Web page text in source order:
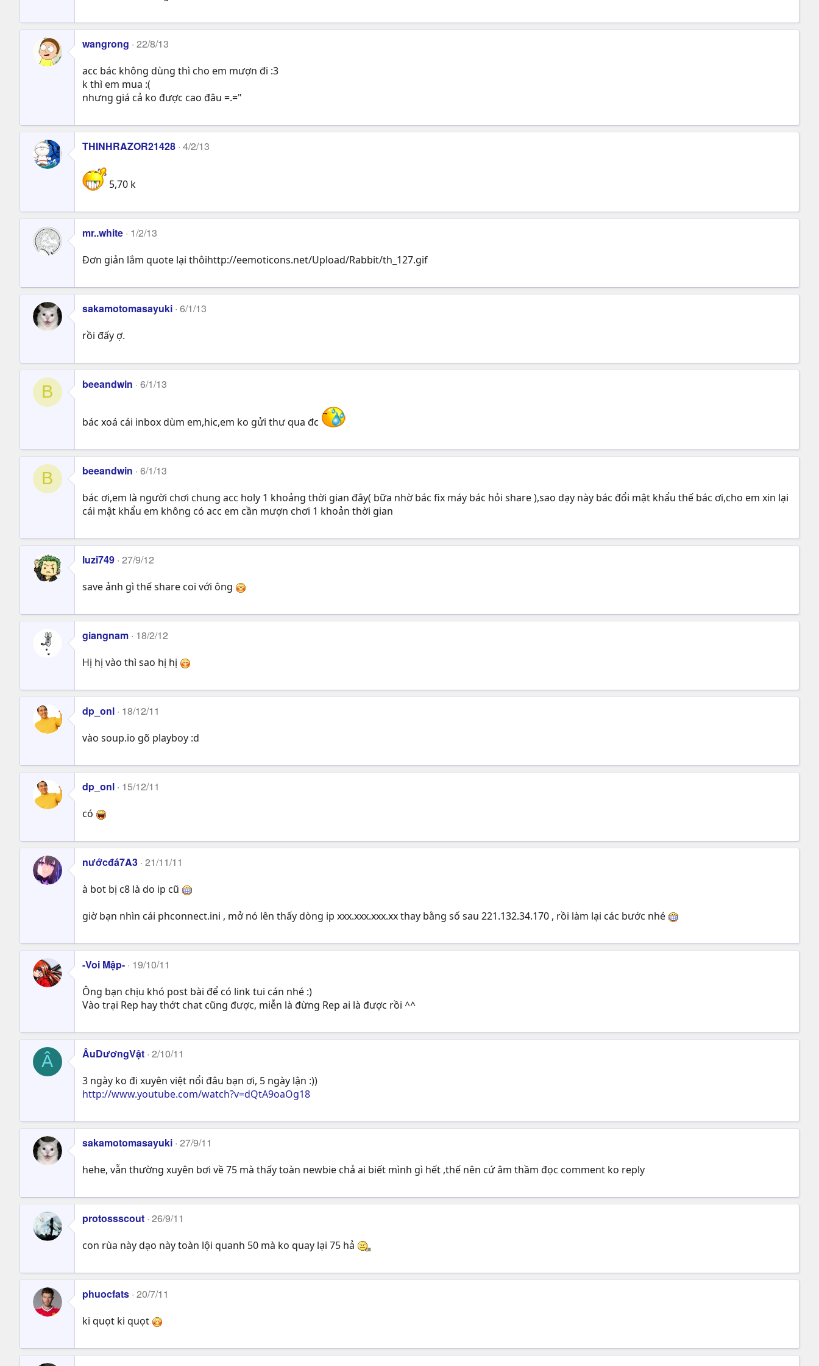
wangrong 22/8/13
acc bác không dùng thì cho em mượn đi :3
k thì em mua :(
nhưng giá cả ko được cao đâu =.="
THINHRAZOR21428 4/2/13
5,70 k
mr..white 1/2/13
Đơn giản lắm quote lại thôihttp://eemoticons.net/Upload/Rabbit/th_127.gif
sakamotomasayuki 6/1/13
rồi đấy ợ.
B beeandwin 6/1/13
bác xoá cái inbox dùm em,hic,em ko gửi thư qua đc
B beeandwin 6/1/13
bác ơi,em là người chơi chung acc holy 1 khoảng thời gian đây( bữa nhờ bác fix máy bác hỏi share ),sao dạy này bác đổi mật khẩu thế bác ơi,cho em xin lại
cái mật khẩu em không có acc em cần mượn chơi 1 khoản thời gian
luzi749 27/9/12
save ảnh gì thế share coi với ông
giangnam 18/2/12
Hị hị vào thì sao hị hị
dp_onl 18/12/11
vào soup.io gõ playboy :d
dp_onl 15/12/11
có
nướcđá7A3 21/11/11
à bot bị c8 là do ip cũ
giờ bạn nhìn cái phconnect.ini , mở nó lên thấy dòng ip xxx.xxx.xxx.xx thay bằng số sau 221.132.34.170 , rồi làm lại các bước nhé
-Voi Mập- 19/10/11
Ông bạn chịu khó post bài để có link tui cán nhé :)
Vào trại Rep hay thớt chat cũng được, miễn là đừng Rep ai là được rồi ^^
Â ÂuDươngVật 2/10/11
3 ngày ko đi xuyên việt nổi đâu bạn ơi, 5 ngày lận :))
http://www.youtube.com/watch?v=dQtA9oaOg18
sakamotomasayuki 27/9/11
hehe, vẫn thường xuyên bơi về 75 mà thấy toàn newbie chả ai biết mình gì hết ,thế nên cứ âm thầm đọc comment ko reply
protossscout 26/9/11
con rùa này dạo này toàn lội quanh 50 mà ko quay lại 75 hả
phuocfats 20/7/11
ki quọt ki quọt